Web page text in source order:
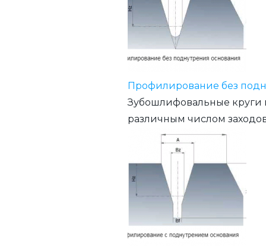
Профилирование без
Зубошлифовальные круги
различным числом